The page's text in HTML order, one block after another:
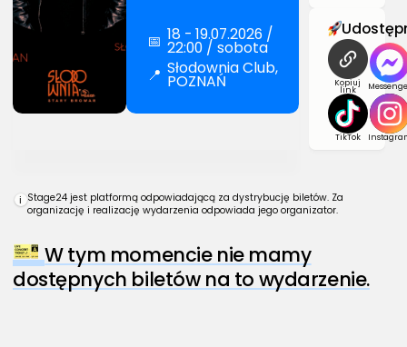
📅 18 - 19.07.2026 /
22:00 / sobota
📍 Słodownia Club,
POZNAŃ Kopiuj
link
TikTok
i Stage24 jest platformą odpowiadającą za dystrybucję biletów. Za
organizację i realizację wydarzenia odpowiada jego organizator.
W tym momencie nie mamy
dostępnych biletów na to wydarzenie.